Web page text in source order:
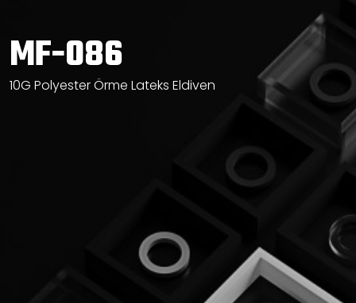
MF-086
10G Polyester Örme Lateks Eldiven